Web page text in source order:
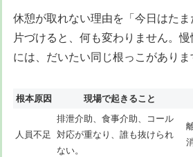
休憩が取れない理由を「今日はた
片づけると、何も変わりません。
には、だいたい同じ根っこがありま
根本原因 現場で起きること
人員不足
排泄介助、食事介助、コール
対応が重なり、誰も抜けられ
ない。